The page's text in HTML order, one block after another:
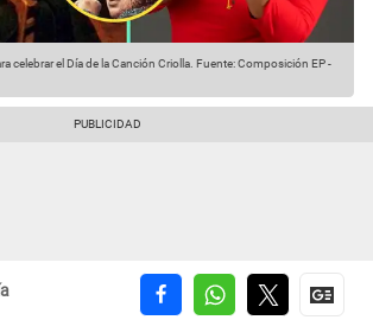
celebrar el Día de la Canción Criolla. Fuente: Composición EP-